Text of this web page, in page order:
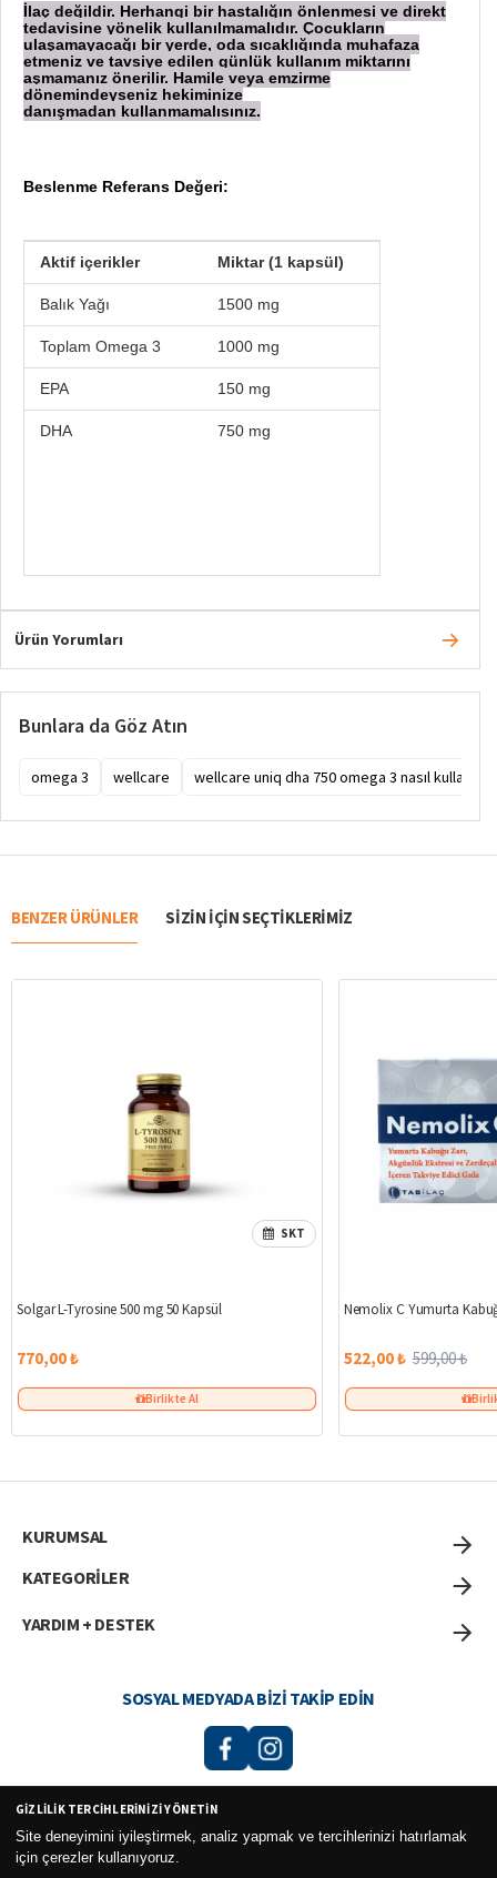
İlaç değildir. Herhangi bir hastalığın önlenmesi ve direkt
tedavisine yönelik kullanılmamalıdır. Çocukların
ulaşamayacağı bir yerde, oda sıcaklığında muhafaza
etmeniz ve tavsiye edilen günlük kullanım miktarını
aşmamanız önerilir. Hamile veya emzirme
dönemindeyseniz hekiminize
danışmadan kullanmamalısınız.
Beslenme Referans Değeri:
Aktif içerikler Miktar (1 kapsül)
Balık Yağı 1500 mg
Toplam Omega 3 1000 mg
EPA 150 mg
DHA 750 mg
Ürün Yorumları
Bunlara da Göz Atın
omega 3 wellcare wellcare uniq dha 750 omega 3 nasıl kullanılır
BENZER ÜRÜNLER SIZIN IÇIN SEÇTIKLERIMIZ
SKT
Solgar L-Tyrosine 500 mg 50 Kapsül
770,00 ₺
Birlikte Al
Nemolix C Yumurta
522,00 ₺ 599,00 ₺
KURUMSAL
KATEGORİLER
YARDIM + DESTEK
SOSYAL MEDYADA BIZI TAKIP EDIN
Curesel Turizm Ticaret Limited Şirketi 2026 ©
GIZLILIK TERCIHLERINIZI YÖNETIN
Site deneyimini iyileştirmek, analiz yapmak ve tercihlerinizi hatırlamak
için çerezler kullanıyoruz.